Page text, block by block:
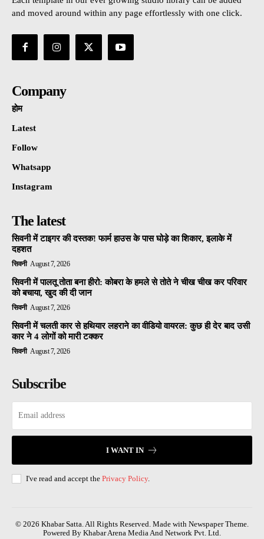
and moved around within any page effortlessly with one click.
Company
होम
Latest
Follow
Whatsapp
Instagram
The latest
सिवनी में टाइगर की दस्तक! फार्म हाउस के पास घोड़े का शिकार, इलाके में
दहशत
सिवनी August 7, 2026
सिवनी में पालतू तोता बना हीरो: कोबरा के हमले से तोते ने चीख चीख कर परिवार
को बचाया, खुद की दी जान
सिवनी August 7, 2026
सिवनी में चलती कार से हथियार लहराने का वीडियो वायरल: कुछ ही देर बाद उसी
कार ने 4 लोगों को मारी टक्कर
सिवनी August 7, 2026
Subscribe
I WANT IN
I've read and accept the Privacy Policy.
© 2026 Khabar Satta. All Rights Reserved. Made with Newspaper Theme.
Powered By Khabar Arena Media And Network Pvt. Ltd.